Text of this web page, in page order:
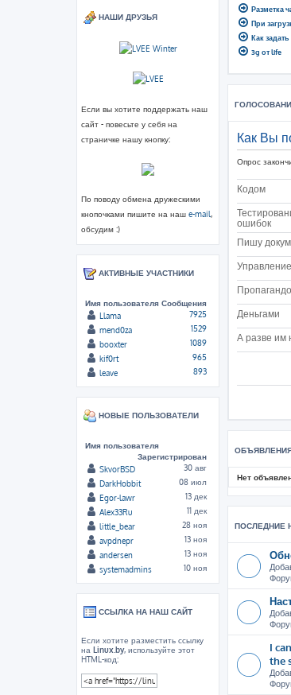
Разметка
При
Как
3g от life
Как Вы
Опрос
Кодом
ошибок
Пишу
Деньгами
А разве им
Нет
ПОСЛЕДНИЕ
I
the
НАШИ ДРУЗЬЯ
Если вы хотите поддержать наш
сайт - повесьте у себя на
страничке нашу кнопку:
По поводу обмена дружескими
кнопочками пишите на наш e-mail,
обсудим :)
АКТИВНЫЕ УЧАСТНИКИ
Имя пользователя Сообщения
Llama
7925
mend0za
1529
booxter
1089
kif0rt
965
leave
893
НОВЫЕ ПОЛЬЗОВАТЕЛИ
Имя пользователя
Зарегистрирован
SkvorBSD
30 авг
DarkHobbit
08 июл
Egor-lawr
13 дек
Alex33Ru
11 дек
little_bear
28 ноя
avpdnepr
13 ноя
andersen
13 ноя
systemadmins
10 ноя
ССЫЛКА НА НАШ САЙТ
Если хотите разместить ссылку
на Linux.by, используйте этот
HTML-код: